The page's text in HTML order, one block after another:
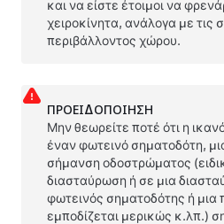
και να είστε έτοιμοι να
χειροκίνητα, ανάλογα με τις
περιβάλλοντος χώρου.
ΠΡΟΕΙΔΟΠΟΊΗΣΗ
Μην θεωρείτε ποτέ ότι η
έναν φωτεινό σηματοδότη,
σήμανση οδοστρώματος
διασταύρωση ή σε μια
φωτεινός σηματοδότης ή μια
εμποδίζεται μερικώς κ.λπ.)